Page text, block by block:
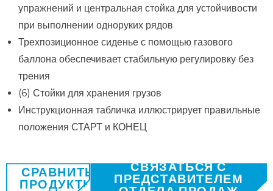
упражнений и центральная стойка для устойчивости
при выполнении одноруких рядов
Трехпозиционное сиденье с помощью газового
баллона обеспечивает стабильную регулировку без
трения
(6) Стойки для хранения грузов
Инструкционная табличка иллюстрирует правильные
положения СТАРТ и КОНЕЦ
СРАВНИТЬ
ПРОДУКТЫ
СВЯЗАТЬСЯ С
ПРЕДСТАВИТЕЛЕМ